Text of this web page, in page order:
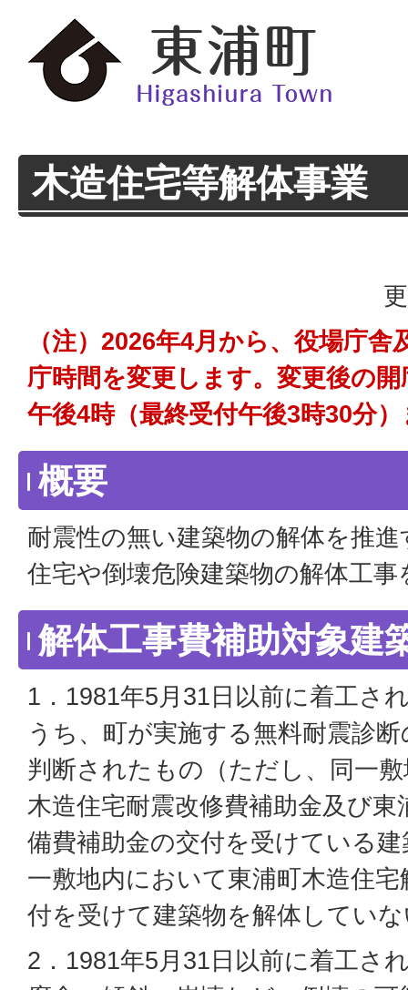
木造住宅等解体事業
（注）2026年4月から、役場庁
庁時間を変更します。変更後の
午後4時（最終受付午後3時30分
概要
耐震性の無い建築物の解体を推
住宅や倒壊危険建築物の解体工
解体工事費補助対象建
1．1981年5月31日以前に着工さ
うち、町が実施する無料耐震診
判断されたもの（ただし、同一
木造住宅耐震改修費補助金及び
備費補助金の交付を受けている
一敷地内において東浦町木造住
付を受けて建築物を解体してい
2．1981年5月31日以前に着工さ